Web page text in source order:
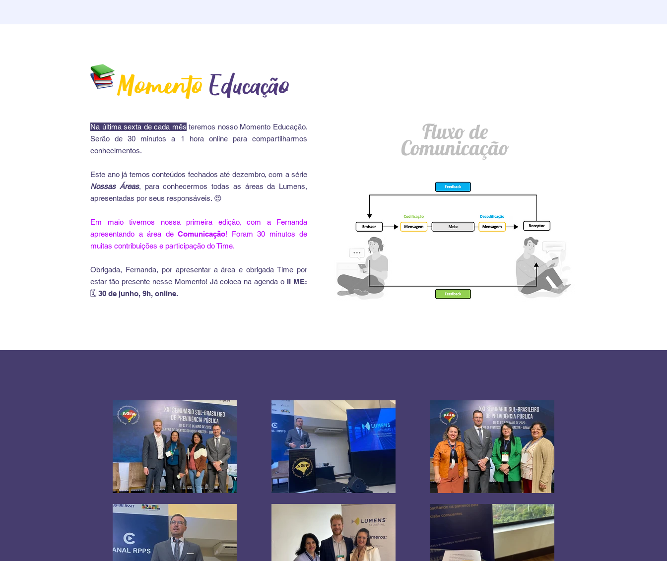
Na última sexta de cada mês teremos nosso Momento Educação.
Serão de 30 minutos a 1 hora online para compartilharmos
conhecimentos.
Este ano já temos conteúdos fechados até dezembro, com a série
Nossas Áreas, para conhecermos todas as áreas da Lumens,
apresentadas por seus responsáveis. 😍
Em maio tivemos nossa primeira edição, com a Fernanda
apresentando a área de Comunicação! Foram 30 minutos de
muitas contribuições e participação do Time.
Obrigada, Fernanda, por apresentar a área e obrigada Time por
estar tão presente nesse Momento! Já coloca na agenda o II ME:
🗓 30 de junho, 9h, online.
Fluxo de
Comunicação